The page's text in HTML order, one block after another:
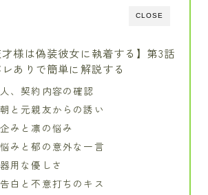
CLOSE
才様は偽装彼女に執着する】第3話
ありで簡単に解説する
、契約内容の確認
と元親友からの誘い
みと凛の悩み
みと郁の意外な一言
用な優しさ
白と不意打ちのキス